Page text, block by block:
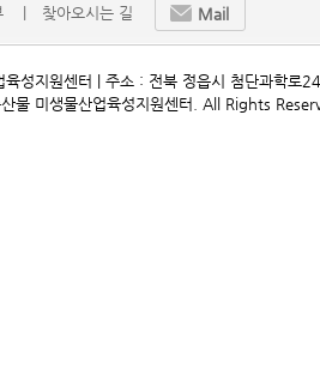
| 찾아오시는 길 Mail
육성지원센터 | 주소 : 전북 정읍시 첨단과
미생물산업육성지원센터. All Rights